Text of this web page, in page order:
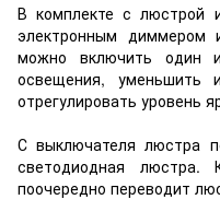
В комплекте с люстрой
электронным диммером
можно включить один
освещения, уменьшить
отрегулировать уровень
С выключателя люстра
светодиодная люстра.
поочередно переводит